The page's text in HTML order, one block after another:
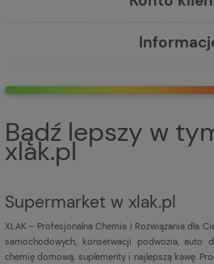
Bądź lepszy w
xlak.pl
Supermarket w xlak.pl
XLAK – Profesjonalna Chemia i Rozwiązania dla
samochodowych, konserwacji podwozia, auto
chemię domową, suplementy i najlepszą kawę.